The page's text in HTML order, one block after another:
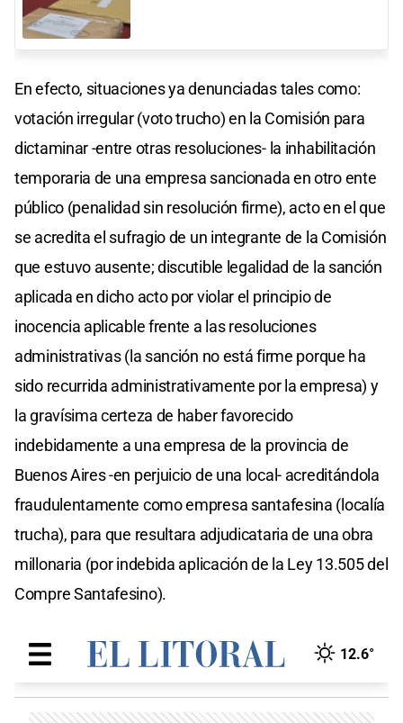
En efecto, situaciones ya denunciadas tales como:
votación irregular (voto trucho) en la Comisión para
dictaminar -entre otras resoluciones- la inhabilitación
temporaria de una empresa sancionada en otro ente
público (penalidad sin resolución firme), acto en el que
se acredita el sufragio de un integrante de la Comisión
que estuvo ausente; discutible legalidad de la sanción
aplicada en dicho acto por violar el principio de
inocencia aplicable frente a las resoluciones
administrativas (la sanción no está firme porque ha
sido recurrida administrativamente por la empresa) y
la gravísima certeza de haber favorecido
indebidamente a una empresa de la provincia de
Buenos Aires -en perjuicio de una local- acreditándola
fraudulentamente como empresa santafesina (localía
trucha), para que resultara adjudicataria de una obra
millonaria (por indebida aplicación de la Ley 13.505 del
Compre Santafesino).